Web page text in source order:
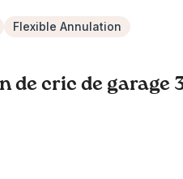
Flexible Annulation
de cric de garage